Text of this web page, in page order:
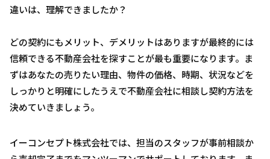
違いは、理解できましたか？
どの契約にもメリット、デメリットはありますが最終的には
信頼できる不動産会社を探すことが最も重要になります。ま
ずはあなたの売りたい理由、物件の価格、時期、状況などを
しっかりと明確にしたうえで不動産会社に相談し契約方法を
決めていきましょう。
イーコンセプト株式会社では、担当のスタッフが事前相談か